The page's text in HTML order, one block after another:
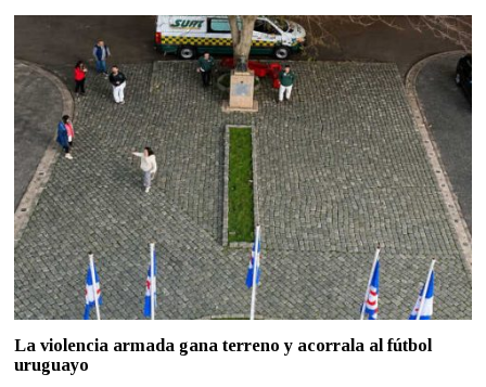
La violencia armada gana terreno y acorrala al fútbol
uruguayo